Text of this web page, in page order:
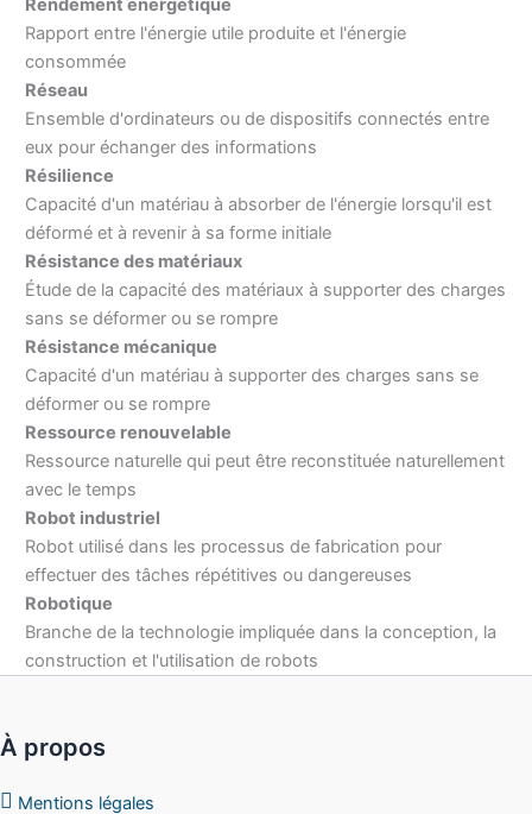
Rendement énergétique
Rapport entre l'énergie utile produite et l'énergie
consommée
Réseau
Ensemble d'ordinateurs ou de dispositifs connectés entre
eux pour échanger des informations
Résilience
Capacité d'un matériau à absorber de l'énergie lorsqu'il est
déformé et à revenir à sa forme initiale
Résistance des matériaux
Étude de la capacité des matériaux à supporter des charges
sans se déformer ou se rompre
Résistance mécanique
Capacité d'un matériau à supporter des charges sans se
déformer ou se rompre
Ressource renouvelable
Ressource naturelle qui peut être reconstituée naturellement
avec le temps
Robot industriel
Robot utilisé dans les processus de fabrication pour
effectuer des tâches répétitives ou dangereuses
Robotique
Branche de la technologie impliquée dans la conception, la
construction et l'utilisation de robots
À propos
Mentions légales